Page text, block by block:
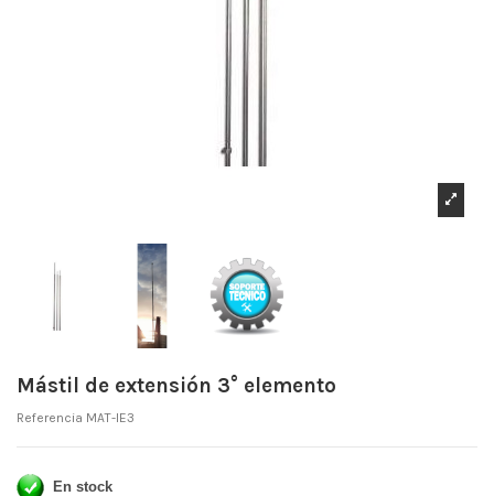
Mástil de extensión 3° elemento
Referencia MAT-IE3
En stock